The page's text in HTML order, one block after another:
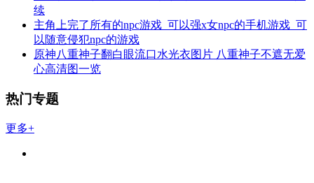
续
主角上完了所有的npc游戏_可以强x女npc的手机游戏_可
以随意侵犯npc的游戏
原神八重神子翻白眼流口水光衣图片 八重神子不遮无爱
心高清图一览
热门专题
更多+